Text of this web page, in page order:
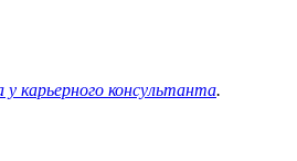
карьерного консультанта.